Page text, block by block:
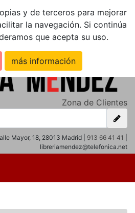
y de terceros para mejorar
la navegación. Si continúa
que acepta su uso.
más información
Zona de Clientes
Mayor, 18, 28013 Madrid | 913 66 41 41
libreriamendez@telefonica.net